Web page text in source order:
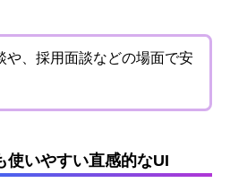
や、採用面談などの場面で安
使いやすい直感的なUI